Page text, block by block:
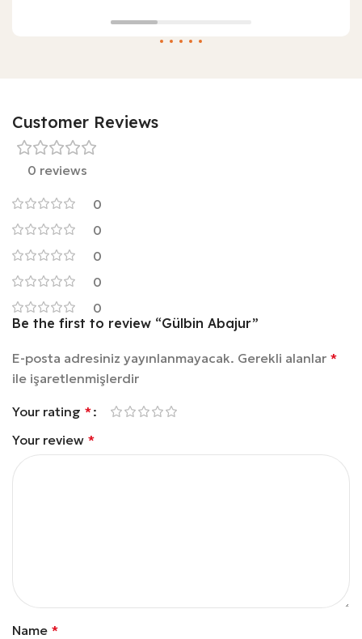
Customer Reviews
0 reviews
0
0
0
0
0
Be the first to review “Gülbin Abajur”
E-posta adresiniz yayınlanmayacak. Gerekli alanlar *
ile işaretlenmişlerdir
Your rating *
Your review *
Name *